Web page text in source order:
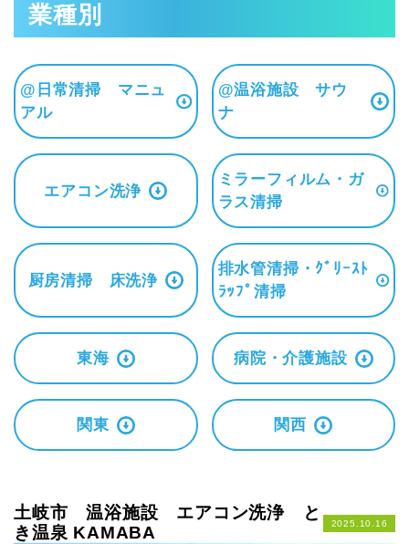
業種別
@日常清掃 マニュ
アル
@温浴施設 サウ
ナ
エアコン洗浄
ミラーフィルム・ガ
ラス清掃
厨房清掃 床洗浄
排水管清掃・ｸﾞﾘｰｽﾄ
ﾗｯﾌﾟ清掃
東海 病院・介護施設
関東 関西
土岐市 温浴施設 エアコン洗浄 と
き温泉 KAMABA
2025.10.16